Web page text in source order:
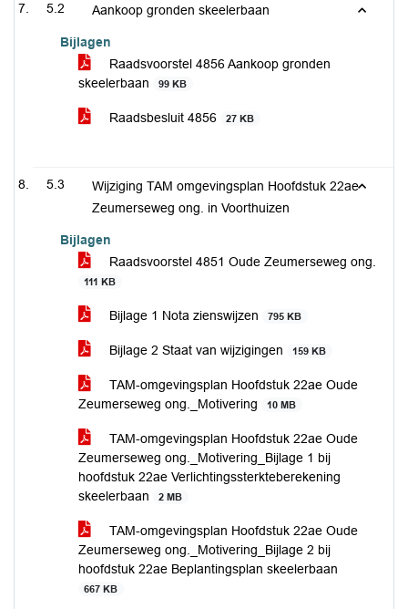
5.2 Aankoop gronden skeelerbaan
Bijlagen
Raadsvoorstel 4856 Aankoop gronden
skeelerbaan
99 KB
Raadsbesluit 4856 27 KB
5.3
Wijziging TAM omgevingsplan Hoofdstuk 22ae
Zeumerseweg ong. in Voorthuizen
Bijlagen
Raadsvoorstel 4851 Oude Zeumerseweg ong.
111 KB
Bijlage 1 Nota zienswijzen 795 KB
Bijlage 2 Staat van wijzigingen 159 KB
TAM-omgevingsplan Hoofdstuk 22ae Oude
Zeumerseweg ong._Motivering
10 MB
TAM-omgevingsplan Hoofdstuk 22ae Oude
Zeumerseweg ong._Motivering_Bijlage 1 bij
hoofdstuk 22ae Verlichtingssterkteberekening
skeelerbaan
2 MB
TAM-omgevingsplan Hoofdstuk 22ae Oude
Zeumerseweg ong._Motivering_Bijlage 2 bij
hoofdstuk 22ae Beplantingsplan skeelerbaan
667 KB